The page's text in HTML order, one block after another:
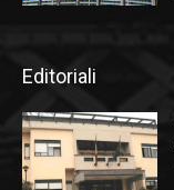
Editoriali